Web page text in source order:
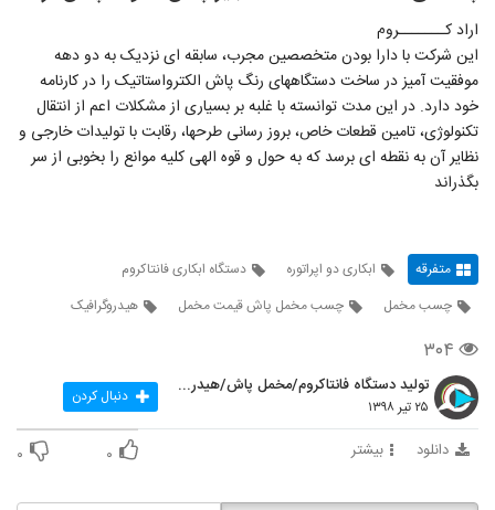
اراد کـــــــروم
این شرکت با دارا بودن متخصصین مجرب، سابقه ای نزدیک به دو دهه
موفقیت آمیز در ساخت دستگاههای رنگ پاش الکترواستاتیک را در کارنامه
خود دارد. در این مدت توانسته با غلبه بر بسیاری از مشکلات اعم از انتقال
تکنولوژی، تامین قطعات خاص، بروز رسانی طرحها، رقابت با تولیدات خارجی و
نظایر آن به نقطه ای برسد که به حول و قوه الهی کلیه موانع را بخوبی از سر
بگذراند
متفرقه ابکاری دو اپراتوره
دستگاه ابکاری فانتاکروم
چسب مخمل
چسب مخمل پاش قیمت مخمل هیدروگرافیک
۳۰۴
تولید دستگاه فانتاکروم/مخمل پاش/هیدروگرافیک
۲۵ تیر ۱۳۹۸ دنبال کردن
دانلود بیشتر ۰ ۰